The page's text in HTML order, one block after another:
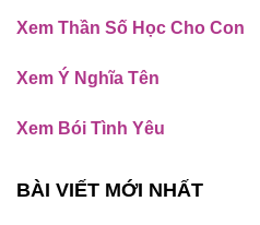
Xem Thần Số Học Cho Con
Xem Ý Nghĩa Tên
Xem Bói Tình Yêu
BÀI VIẾT MỚI NHẤT